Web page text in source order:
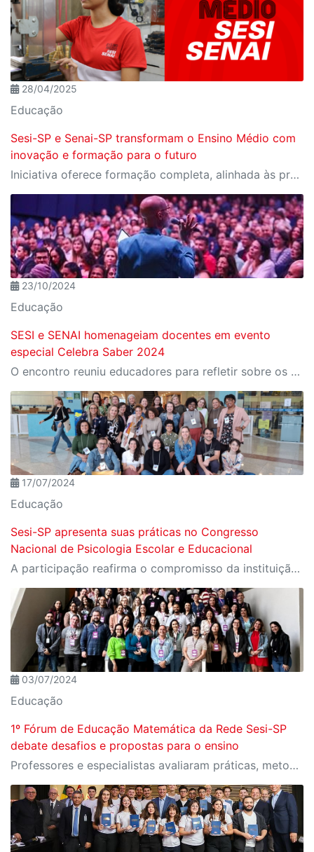
28/04/2025
Educação
Sesi-SP e Senai-SP transformam o Ensino Médio com
inovação e formação para o futuro
Iniciativa oferece formação completa, alinhada às profissões do futuro e aos desafios da nova indústria.
23/10/2024
Educação
SESI e SENAI homenageiam docentes em evento
especial Celebra Saber 2024
O encontro reuniu educadores para refletir sobre os desafios e as transformações da educação em tempos de inovação tecnológica
17/07/2024
Educação
Sesi-SP apresenta suas práticas no Congresso
Nacional de Psicologia Escolar e Educacional
A participação reafirma o compromisso da instituição com a área como uma ferramenta essencial para a transformação social
03/07/2024
Educação
1º Fórum de Educação Matemática da Rede Sesi-SP
debate desafios e propostas para o ensino
Professores e especialistas avaliaram práticas, metodologias e pesquisas atuais no ensino e aprendizagem da disciplina